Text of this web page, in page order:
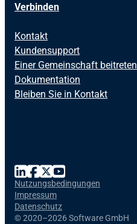
Verbinden
Kontakt
Kundensupport
Einer Gemeinschaft beitreten
Dokumentation
Bleiben Sie in Kontakt
©2020–2026 Software GmbH
Nutzungsbedingungen
Impressum
Datenschutz